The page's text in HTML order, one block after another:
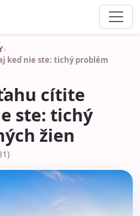
›
keď nie ste: tichý problém
cítite
ste: tichý
žien